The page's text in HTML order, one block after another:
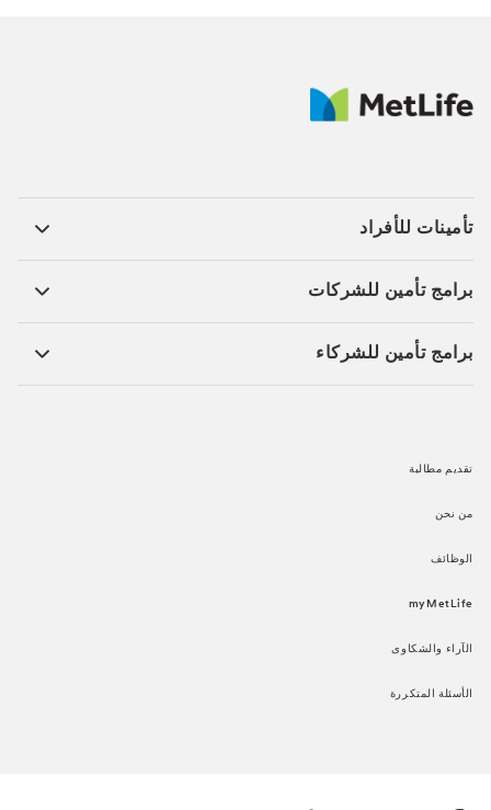
تأمينات للأفراد ​
برامج تأمين للشركات​
برامج تأمين للشركاء​
تقديم مطالبة​
من نحن​
الوظائف​
myMetLife​
الآراء والشكاوى​
الأسئلة المتكررة​